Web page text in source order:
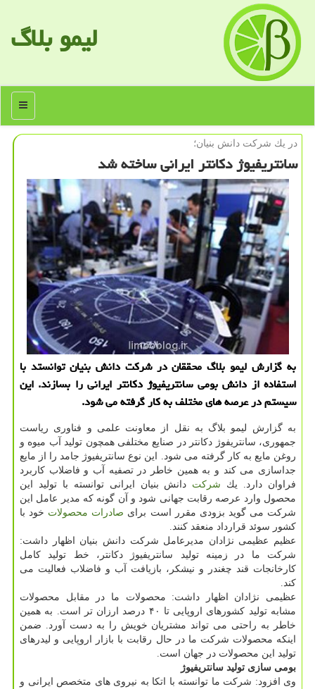
لیمو بلاگ
منو
در یك شركت دانش بنیان؛
سانتریفیوژ دكانتر ایرانی ساخته شد
به گزارش لیمو بلاگ محققان در شركت دانش بنیان توانستد با
استفاده از دانش بومی سانتریفیوژ دكانتر ایرانی را بسازند. این
سیستم در عرصه های مختلف به كار گرفته می شود.
به گزارش لیمو بلاگ به نقل از معاونت علمی و فناوری ریاست
جمهوری، سانتریفوژ دكانتر در صنایع مختلفی همچون تولید آب میوه و
روغن مایع به كار گرفته می شود. این نوع سانتریفیوژ جامد را از مایع
جداسازی می كند و به همین خاطر در تصفیه آب و فاضلاب كاربرد
فراوان دارد. یك شركت دانش بنیان ایرانی توانسته با تولید این
محصول وارد عرصه رقابت جهانی شود و آن گونه كه مدیر عامل این
شركت می گوید بزودی مقرر است برای صادرات محصولات خود با
كشور سوئد قرارداد منعقد كنند.
عظیم عظیمی نژادان مدیرعامل شركت دانش بنیان اظهار داشت:
شركت ما در زمینه تولید سانتریفیوژ دكانتر، خط تولید كامل
كارخانجات قند چغندر و نیشكر، بازیافت آب و فاضلاب فعالیت می
كند.
عظیمی نژادان اظهار داشت: محصولات ما در مقابل محصولات
مشابه تولید كشورهای اروپایی تا ۴۰ درصد ارزان تر است. به همین
خاطر به راحتی می تواند مشتریان خویش را به دست آورد. ضمن
اینكه محصولات شركت ما در حال رقابت با بازار اروپایی و لیدرهای
تولید این محصولات در جهان است.
بومی سازی تولید سانتریفیوژ
وی افزود: شركت ما توانسته با اتكا به نیروی های متخصص ایرانی و